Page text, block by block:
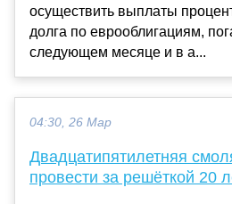
осуществить выплаты
долга по еврооблигациям,
следующем месяце и в а...
04:30, 26 Мар
Двадцатипятилетняя
провести за решёткой 20